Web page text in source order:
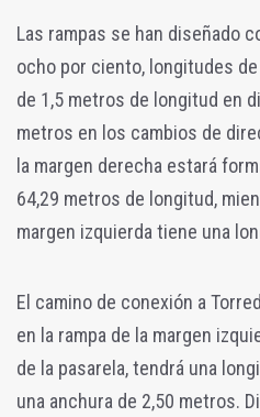
Las rampas se han diseñado
ocho por ciento, longitudes
de 1,5 metros de longitud en
metros en los cambios de
la margen derecha estará
64,29 metros de longitud,
margen izquierda tiene una
El camino de conexión a
en la rampa de la margen
de la pasarela, tendrá una
una anchura de 2,50 metros.